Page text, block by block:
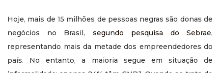
Hoje, mais de 15 milhões de pessoas negras são donas de
negócios no Brasil, segundo pesquisa do Sebrae,
representando mais da metade dos empreendedores do
país. No entanto, a maioria segue em situação de